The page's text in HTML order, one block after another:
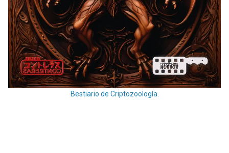
Bestiario de Criptozoología.